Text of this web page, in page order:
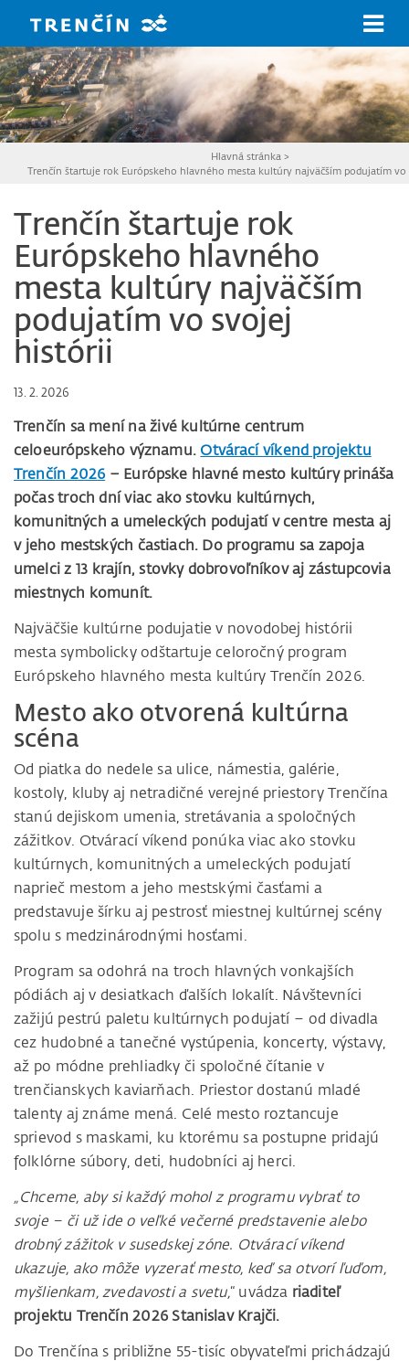
Hlavná stránka >
Trenčín štartuje rok Európskeho hlavného mesta kultúry najväčším podujatím
Trenčín štartuje rok
Európskeho hlavného
mesta kultúry najväčším
podujatím vo svojej
histórii
13. 2. 2026
Trenčín sa mení na živé kultúrne centrum
celoeurópskeho významu. Otvárací víkend projektu
Trenčín 2026– Európske hlavné mesto kultúry prináša
počas troch dní viac ako stovku kultúrnych,
komunitných a umeleckých podujatí v centre mesta aj
v jeho mestských častiach. Do programu sa zapoja
umelci z 13 krajín, stovky dobrovoľníkov aj zástupcovia
miestnych komunít.
Najväčšie kultúrne podujatie v novodobej histórii
mesta symbolicky odštartuje celoročný program
Európskeho hlavného mesta kultúry Trenčín 2026.
Mesto ako otvorená kultúrna
scéna
Od piatka do nedele sa ulice, námestia, galérie,
kostoly, kluby aj netradičné verejné priestory Trenčína
stanú dejiskom umenia, stretávania a spoločných
zážitkov. Otvárací víkend ponúka viac ako stovku
kultúrnych, komunitných a umeleckých podujatí
naprieč mestom a jeho mestskými časťami a
predstavuje šírku aj pestrosť miestnej kultúrnej scény
spolu s medzinárodnými hosťami.
Program sa odohrá na troch hlavných vonkajších
pódiách aj v desiatkach ďalších lokalít. Návštevníci
zažijú pestrú paletu kultúrnych podujatí – od divadla
cez hudobné a tanečné vystúpenia, koncerty, výstavy,
až po módne prehliadky či spoločné čítanie v
trenčianskych kaviarňach. Priestor dostanú mladé
talenty aj známe mená. Celé mesto roztancuje
sprievod s maskami, ku ktorému sa postupne pridajú
folklórne súbory, deti, hudobníci aj herci.
„Chceme, aby si každý mohol z programu vybrať to
svoje – či už ide o veľké večerné predstavenie alebo
drobný zážitok v susedskej zóne. Otvárací víkend
ukazuje, ako môže vyzerať mesto, keď sa otvorí ľuďom,
myšlienkam, zvedavosti a svetu,“ uvádza riaditeľ
projektu Trenčín 2026 Stanislav Krajči.
Do Trenčína s približne 55-tisíc obyvateľmi prichádzajú